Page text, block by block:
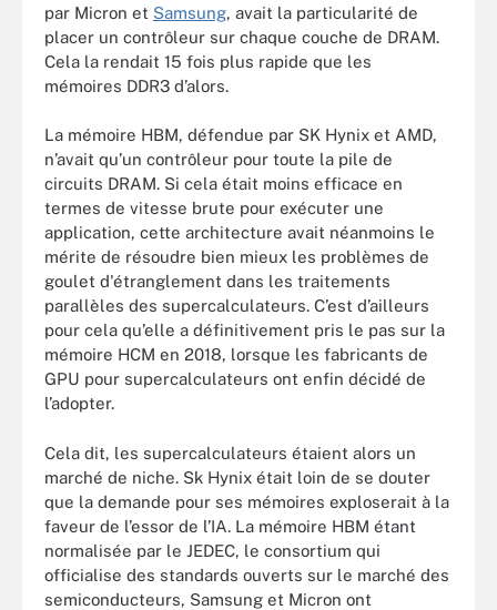
par Micron et Samsung, avait la particularité de
placer un contrôleur sur chaque couche de DRAM.
Cela la rendait 15 fois plus rapide que les
mémoires DDR3 d’alors.
La mémoire HBM, défendue par SK Hynix et AMD,
n’avait qu’un contrôleur pour toute la pile de
circuits DRAM. Si cela était moins efficace en
termes de vitesse brute pour exécuter une
application, cette architecture avait néanmoins le
mérite de résoudre bien mieux les problèmes de
goulet d'étranglement dans les traitements
parallèles des supercalculateurs. C’est d’ailleurs
pour cela qu’elle a définitivement pris le pas sur la
mémoire HCM en 2018, lorsque les fabricants de
GPU pour supercalculateurs ont enfin décidé de
l’adopter.
Cela dit, les supercalculateurs étaient alors un
marché de niche. Sk Hynix était loin de se douter
que la demande pour ses mémoires exploserait à la
faveur de l’essor de l’IA. La mémoire HBM étant
normalisée par le JEDEC, le consortium qui
officialise des standards ouverts sur le marché des
semiconducteurs, Samsung et Micron ont